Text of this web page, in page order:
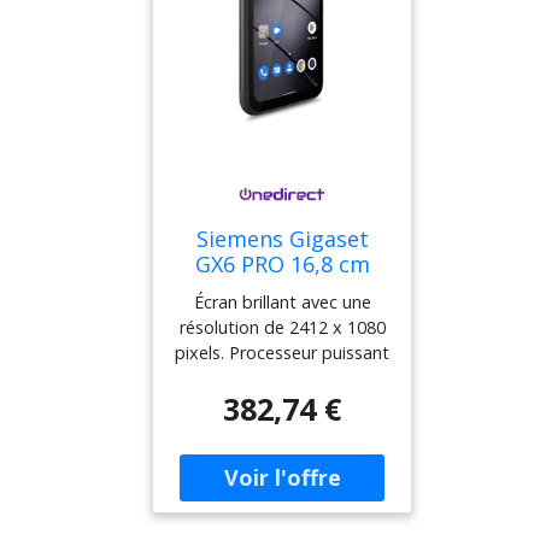
Siemens Gigaset
GX6 PRO 16,8 cm
Double SIM 5G Un
smartphone
robuste et
performant pour
Écran brillant avec une
résolution de 2412 x 1080
pixels. Processeur puissant
performances rapides.
Double SIM vous permet
de gérer deux lignes
téléphoniques facilement.
Batterie longue durée de
382,74 €